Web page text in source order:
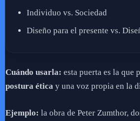
Individuo vs. Sociedad
Diseño para el presente vs.
Cuándo usarla: esta puerta es la que
postura ética y una voz propia en la
Ejemplo: la obra de Peter Zumthor,